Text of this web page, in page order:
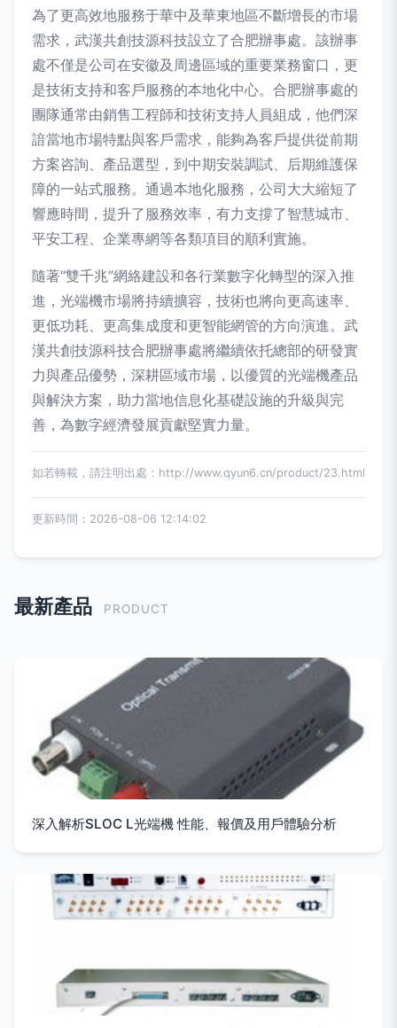
為了更高效地服務于華中及華東地區不斷增長的市場
需求，武漢共創技源科技設立了合肥辦事處。該辦事
處不僅是公司在安徽及周邊區域的重要業務窗口，更
是技術支持和客戶服務的本地化中心。合肥辦事處的
團隊通常由銷售工程師和技術支持人員組成，他們深
諳當地市場特點與客戶需求，能夠為客戶提供從前期
方案咨詢、產品選型，到中期安裝調試、后期維護保
障的一站式服務。通過本地化服務，公司大大縮短了
響應時間，提升了服務效率，有力支撐了智慧城市、
平安工程、企業專網等各類項目的順利實施。
隨著“雙千兆”網絡建設和各行業數字化轉型的深入推
進，光端機市場將持續擴容，技術也將向更高速率、
更低功耗、更高集成度和更智能網管的方向演進。武
漢共創技源科技合肥辦事處將繼續依托總部的研發實
力與產品優勢，深耕區域市場，以優質的光端機產品
與解決方案，助力當地信息化基礎設施的升級與完
善，為數字經濟發展貢獻堅實力量。
如若轉載，請注明出處：http://www.qyun6.cn/product/23.html
更新時間：2026-08-06 12:14:02
最新產品 PRODUCT
深入解析SLOC L光端機 性能、報價及用戶體驗分析